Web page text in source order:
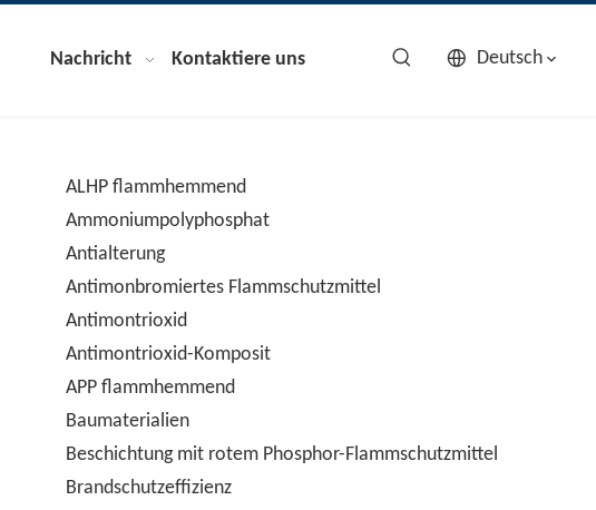
Nachricht Kontaktiere uns Deutsch
ALHP flammhemmend
Ammoniumpolyphosphat
Antialterung
Antimonbromiertes Flammschutzmittel
Antimontrioxid
Antimontrioxid-Komposit
APP flammhemmend
Baumaterialien
Beschichtung mit rotem Phosphor-Flammschutzmittel
Brandschutzeffizienz